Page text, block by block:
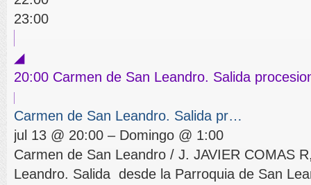
23:00
◢
20:00 Carmen de San Leandro. Salida
Carmen de San Leandro. Salida pr…
jul 13 @ 20:00 – Domingo @ 1:00
Carmen de San Leandro / J. JAVIER COMAS
Leandro. Salida desde la Parroquia de San